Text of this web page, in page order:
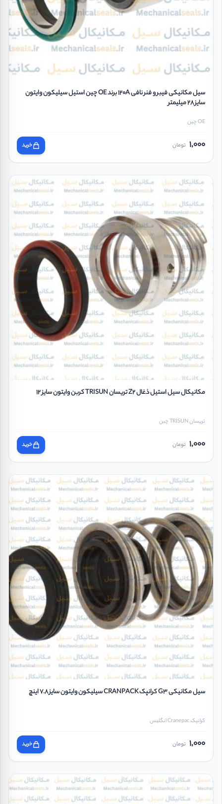
سیل مکانیکی فیبر و فنر نافی 120A برند OE چین استیل سیلیکون وایتون
سایز 28 میلیمتر
OE چین
1,000 تومان خرید
مکانیکال سیل استیل ذغال Z2 تریسان TRISUN کربن وایتون سایز 12
تریسان TRISUN چین
1,000 تومان خرید
سیل مکانیکی G3 کرانپک CRANPACK سیلیکون وایتون سایز 7.8 اینچ
کرانپک Cranepac انگلیس
1,000 تومان خرید